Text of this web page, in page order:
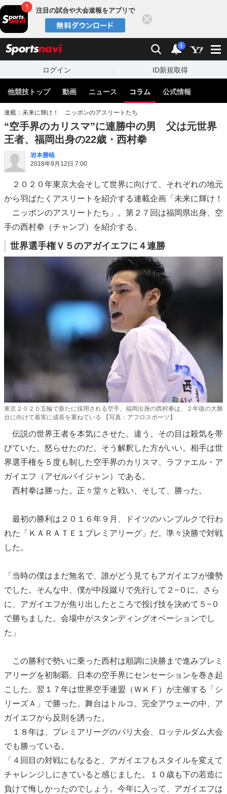
注目の試合や大会速報をアプリで
検索 通知
i
ログイン ID新規取得
他競技トップ 動画 ニュース コラム 公式情報
連載：未来に輝け！ ニッポンのアスリートたち
“空手界のカリスマ”に連勝中の男 父は元世界
王者、福岡出身の22歳・西村拳
岩本勝暁
2018年9月12日 7:00
２０２０年東京大会そして世界に向けて、それぞれの地元
から羽ばたくアスリートを紹介する連載企画「未来に輝け！
ニッポンのアスリートたち」。第２７回は福岡県出身、空
手の西村拳（チャンプ）を紹介する。
世界選手権Ｖ５のアガイエフに４連勝
東京２０２０五輪で新たに採用される空手。福岡出身の西村拳は、２年後の大舞
台に向けて着実に成長を重ねている 【写真：アフロスポーツ】
伝説の世界王者を本気にさせた。違う。その目は殺気を帯
びていた。怒らせたのだ。そう解釈した方がいい。相手は世
界選手権を５度も制した空手界のカリスマ、ラファエル・ア
ガイエフ（アゼルバイジャン）である。
西村拳は勝った。正々堂々と戦い、そして、勝った。
最初の勝利は２０１６年９月、ドイツのハンブルクで行わ
れた「ＫＡＲＡＴＥ１プレミアリーグ」だ。準々決勝で対戦
した。
「当時の僕はまだ無名で、誰がどう見てもアガイエフが優勢
でした。そんな中、僕が中段蹴りで先行して２−０に。さら
に、アガイエフが焦り出したところで投げ技を決めて５−０
で勝ちました。会場中がスタンディングオベーションでし
た」
この勝利で勢いに乗った西村は順調に決勝まで進みプレミ
アリーグを初制覇。日本の空手界にセンセーションを巻き起
こした。翌１７年は世界空手連盟（ＷＫＦ）が主催する「シ
リーズＡ」で勝った。舞台はトルコ。完全アウェーの中、ア
ガイエフから反則を誘った。
１８年は、プレミアリーグのパリ大会、ロッテルダム大会
でも勝っている。
「４回目の対戦にもなると、アガイエフもスタイルを変えて
チャレンジしにきていると感じました。１０歳も下の若造に
負けて悔しかったのでしょう。今年に入って、アガイエフは